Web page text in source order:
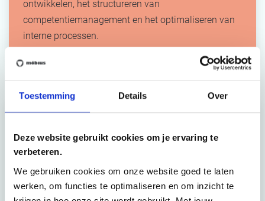
Toestemming Details Over
Deze website gebruikt cookies om je ervaring te
verbeteren.
We gebruiken cookies om onze website goed te laten
werken, om functies te optimaliseren en om inzicht te
ontwikkelen, het structureren van
competentiemanagement en het optimaliseren van
interne processen.
11/02/2025
08u30:
Verwelkoming